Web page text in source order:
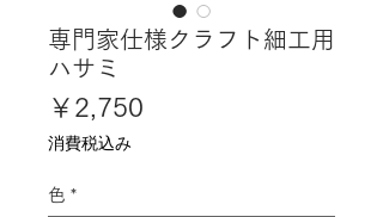
専門家仕様クラフト細工用
ハサミ
￥2,750
消費税込み
色 *